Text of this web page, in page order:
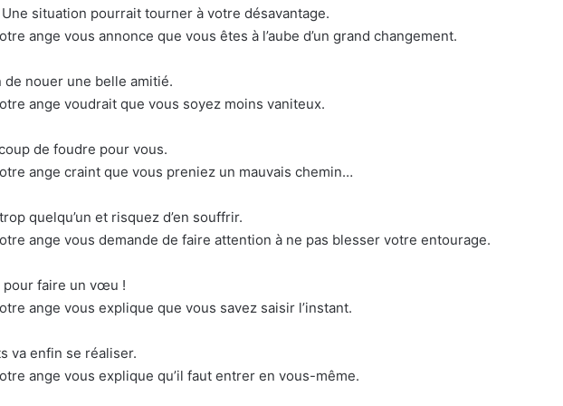
situation pourrait tourner à votre désavantage.
ange vous annonce que vous êtes à l’aube d’un grand changement.
de nouer une belle amitié.
ange voudrait que vous soyez moins vaniteux.
de foudre pour vous.
ange craint que vous preniez un mauvais chemin…
quelqu’un et risquez d’en souffrir.
ange vous demande de faire attention à ne pas blesser votre entourage.
pour faire un vœu !
ange vous explique que vous savez saisir l’instant.
va enfin se réaliser.
ange vous explique qu’il faut entrer en vous-même.